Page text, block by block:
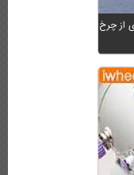
از چرخ